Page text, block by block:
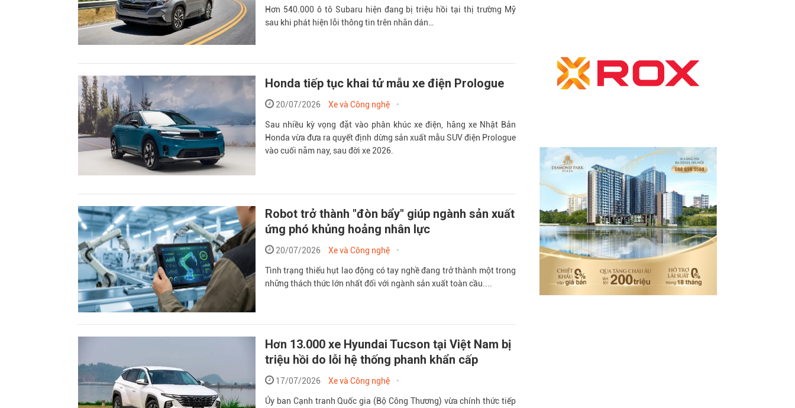
Hơn 540.000 ô tô Subaru hiện đang bị triệu hồi tại thị trường Mỹ
sau khi phát hiện lỗi thông tin trên nhãn dán…
Honda tiếp tục khai tử mẫu xe điện Prologue
20/07/2026 Xe và Công nghệ
Sau nhiều kỳ vọng đặt vào phân khúc xe điện, hãng xe Nhật Bản
Honda vừa đưa ra quyết định dừng sản xuất mẫu SUV điện Prologue
vào cuối năm nay, sau đời xe 2026.
Robot trở thành "đòn bẩy" giúp ngành sản xuất
ứng phó khủng hoảng nhân lực
20/07/2026 Xe và Công nghệ
Tình trạng thiếu hụt lao động có tay nghề đang trở thành một trong
những thách thức lớn nhất đối với ngành sản xuất toàn cầu....
Hơn 13.000 xe Hyundai Tucson tại Việt Nam bị
triệu hồi do lỗi hệ thống phanh khẩn cấp
17/07/2026 Xe và Công nghệ
Ủy ban Cạnh tranh Quốc gia (Bộ Công Thương) vừa chính thức tiếp